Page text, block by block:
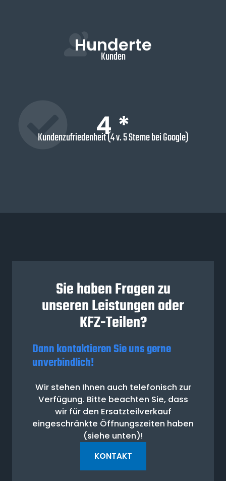
Hunderte
Kunden
4 *
Kundenzufriedenheit (4 v. 5 Sterne bei Google)
Sie haben Fragen zu
unseren Leistungen oder
KFZ-Teilen?
Dann kontaktieren Sie uns gerne
unverbindlich!
Wir stehen Ihnen auch telefonisch zur
Verfügung. Bitte beachten Sie, dass
wir für den Ersatzteilverkauf
eingeschränkte Öffnungszeiten haben
(siehe unten)!
KONTAKT